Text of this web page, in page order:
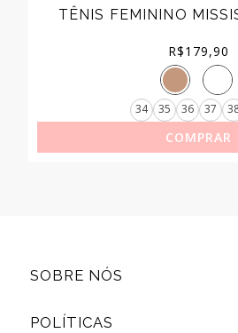
TÊNIS FEMININO
R$179,90
34 35 36 37
COMPRAR
SOBRE NÓS
POLÍTICAS